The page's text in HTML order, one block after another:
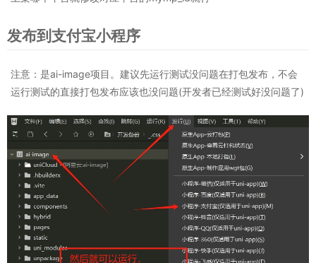
发布到支付宝小程序
注意：是ai-image项目。建议先运行测试没问题在打包发布，不会
运行测试的直接打包发布应该也没问题(开发者已经测试好没问题了)